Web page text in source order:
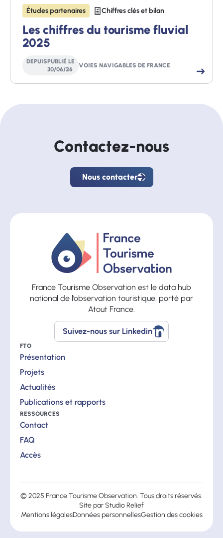
Études partenaires Chiffres clés et bilan
Les chiffres du tourisme fluvial
2025
DEPUISPUBLIÉ LE
30/06/26
VOIES NAVIGABLES DE FRANCE
Contactez-nous
Nous
contacter
Nous contacter
France Tourisme Observation est le data hub
national de l’observation touristique, porté par
Atout France.
Suivez-
nous
Suivez-nous sur Linkedin
FTO
Présentation
Projets
Actualités
Publications et rapports
RESSOURCES
Contact
FAQ
Accès
© 2025 France Tourisme Observation. Tous droits réservés.
Site parStudio Relief
Mentions légalesDonnées personnellesGestion des cookies